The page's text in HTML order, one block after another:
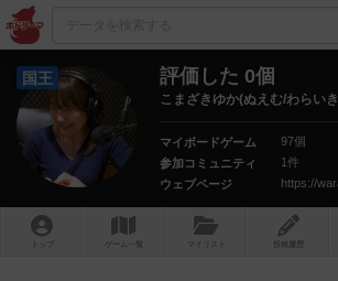
国王 評価した 0個
こまざきゆか(ぬえむ/わらい
マイボードゲーム
97個
参加コミュニティ
1件
ウェブページ
https://
トップ ゲーム一覧 マイリスト 投稿履歴